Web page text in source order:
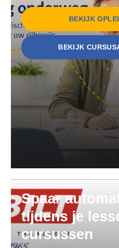
BEKIJK
BEKIJK
Spaar
tijdens je
cursussen